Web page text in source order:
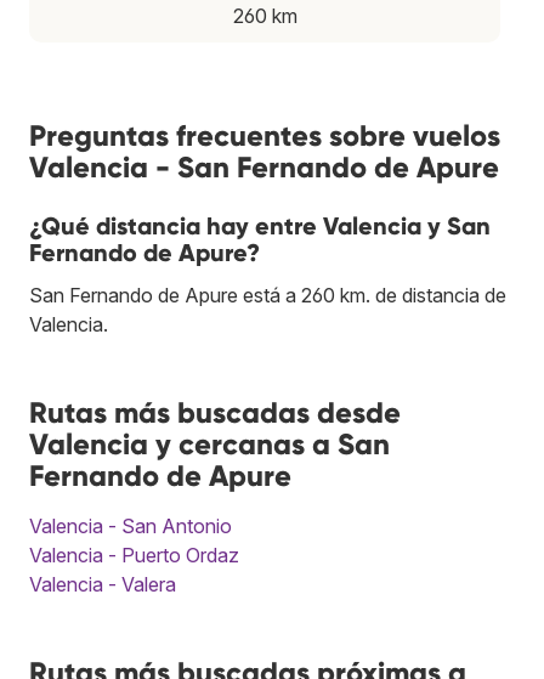
260 km
Preguntas frecuentes sobre vuelos
Valencia - San Fernando de Apure
¿Qué distancia hay entre Valencia y San
Fernando de Apure?
San Fernando de Apure está a 260 km. de distancia de
Valencia.
Rutas más buscadas desde
Valencia y cercanas a San
Fernando de Apure
Valencia - San Antonio
Valencia - Puerto Ordaz
Valencia - Valera